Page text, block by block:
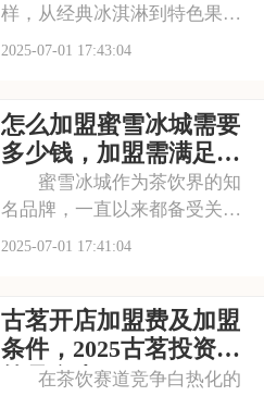
样，从经典冰淇淋到特色果
茶，满足不同消费者口味。门
力和市场潜力，让众多投资者
心动不已，那么加盟蜜雪冰城
需要多少费用呢？以下
2025-07-01 17:43:04
怎么加盟蜜雪冰城需要
多少钱，加盟需满足哪
些条件
蜜雪冰城作为茶饮界的知
名品牌，一直以来都备受关
注。它以丰富的产品线和高性
班族，都是蜜雪冰城的忠实粉
丝。那么，加盟蜜雪冰城的费
用究竟是多少呢？下面
2025-07-01 17:41:04
古茗开店加盟费及加盟
条件，2025古茗投资预
算是多少
在茶饮赛道竞争白热化的